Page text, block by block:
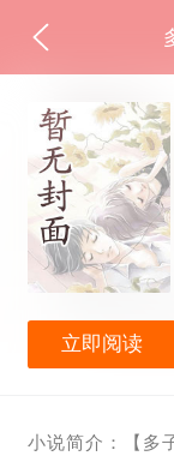
立即阅读
小说简介：【多